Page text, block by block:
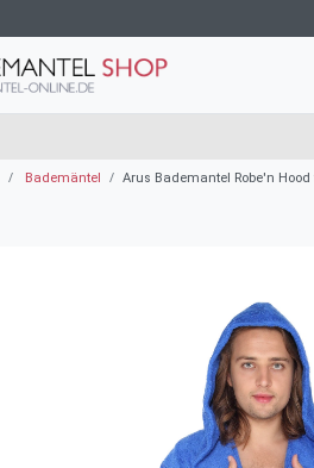
Bademäntel Arus Bademantel Robe'n